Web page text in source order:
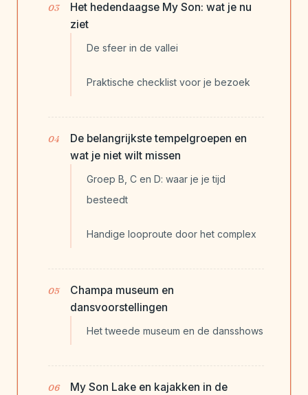
Het hedendaagse My Son: wat je nu
ziet
De sfeer in de vallei
Praktische checklist voor je bezoek
De belangrijkste tempelgroepen en
wat je niet wilt missen
Groep B, C en D: waar je je tijd
besteedt
Handige looproute door het complex
Champa museum en
dansvoorstellingen
Het tweede museum en de dansshows
My Son Lake en kajakken in de